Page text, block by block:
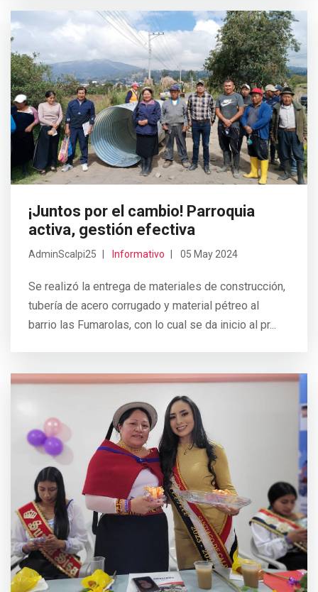
¡Juntos por el cambio! Parroquia
activa, gestión efectiva
AdminScalpi25 Informativo 05 May 2024
Se realizó la entrega de materiales de construcción,
tubería de acero corrugado y material pétreo al
barrio las Fumarolas, con lo cual se da inicio al pr...